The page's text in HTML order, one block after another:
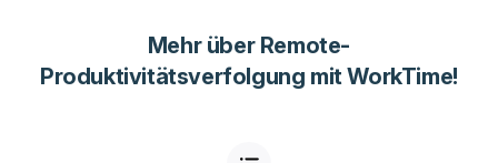
Mehr über Remote-
Produktivitätsverfolgung mit WorkTime!